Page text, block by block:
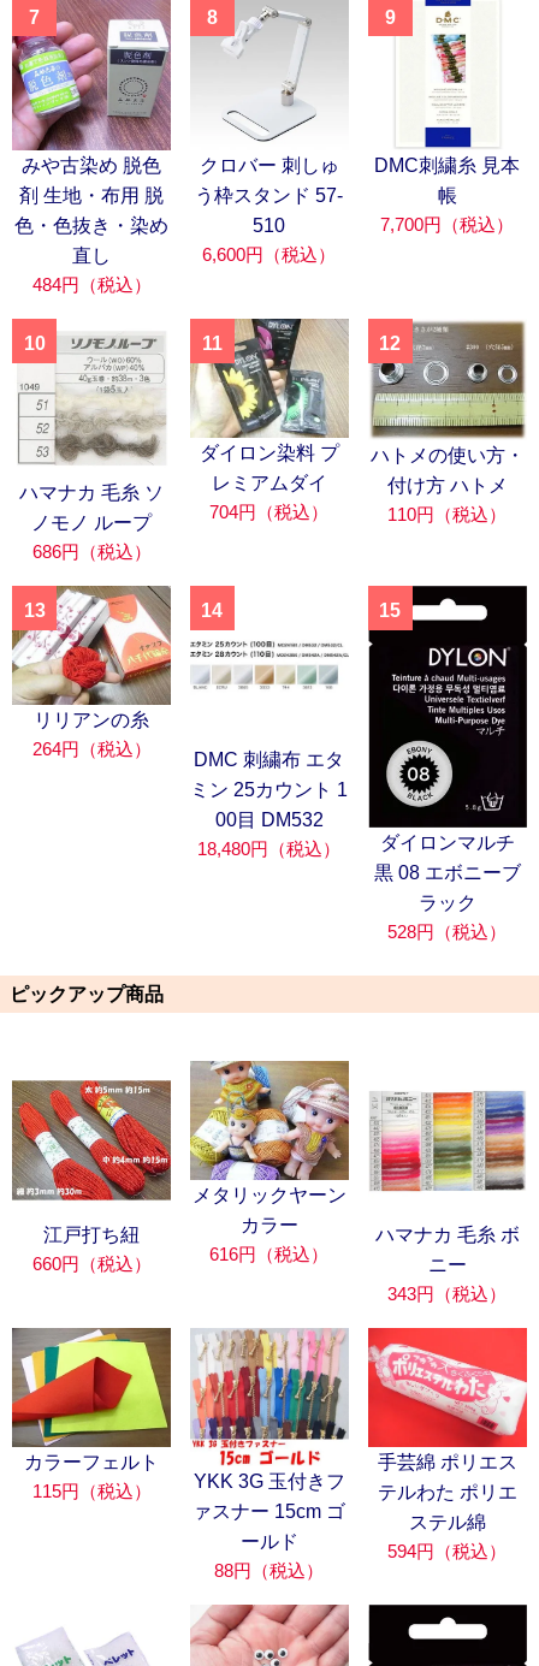
7
みや古染め 脱色
剤 生地・布用 脱
色・色抜き・染め
直し
484円（税込）
8
クロバー 刺しゅ
う枠スタンド 57-
510
6,600円（税込）
9
DMC刺繍糸 見本
帳
7,700円（税込）
10
ハマナカ 毛糸 ソ
ノモノ ループ
686円（税込）
11
ダイロン染料 プ
レミアムダイ
704円（税込）
12
ハトメの使い方・
付け方 ハトメ
110円（税込）
13
リリアンの糸
264円（税込）
14
DMC 刺繍布 エタ
ミン 25カウント 1
00目 DM532
18,480円（税込）
15
ダイロンマルチ
黒 08 エボニーブ
ラック
528円（税込）
ピックアップ商品
江戸打ち紐
660円（税込）
メタリックヤーン
カラー
616円（税込）
ハマナカ 毛糸 ボ
ニー
343円（税込）
カラーフェルト
115円（税込）
YKK 3G 玉付きフ
ァスナー 15cm ゴ
ールド
88円（税込）
手芸綿 ポリエス
テルわた ポリエ
ステル綿
594円（税込）